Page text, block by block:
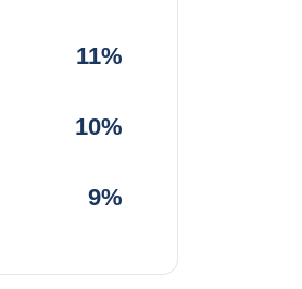
11%
10%
9%